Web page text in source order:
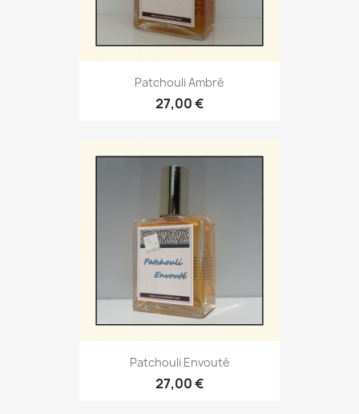
Patchouli Ambré
27,00 €
Patchouli Envouté
27,00 €